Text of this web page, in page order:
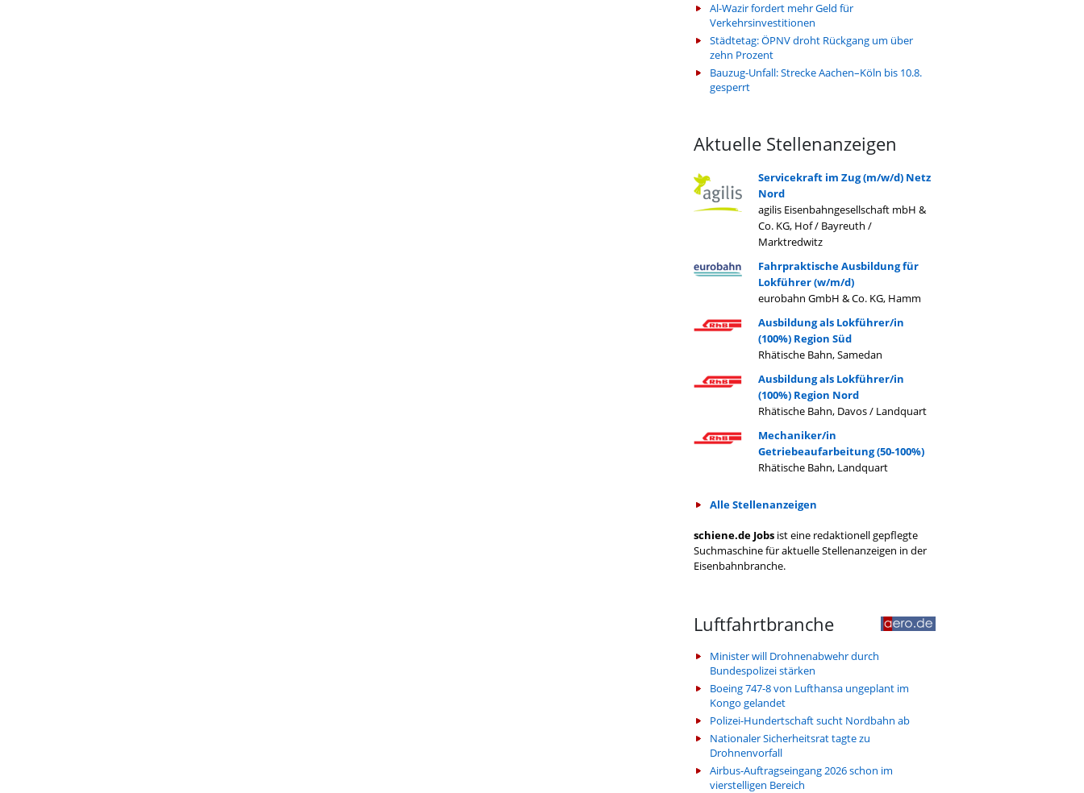
Al-Wazir fordert mehr Geld für
Verkehrsinvestitionen
Städtetag: ÖPNV droht Rückgang um über
zehn Prozent
Bauzug-Unfall: Strecke Aachen–Köln bis 10.8.
gesperrt
Aktuelle Stellenanzeigen
Servicekraft im Zug (m/w/d) Netz
Nord
agilis Eisenbahngesellschaft mbH &
Co. KG, Hof / Bayreuth /
Marktredwitz
Fahrpraktische Ausbildung für
Lokführer (w/m/d)
eurobahn GmbH & Co. KG, Hamm
Ausbildung als Lokführer/in
(100%) Region Süd
Rhätische Bahn, Samedan
Ausbildung als Lokführer/in
(100%) Region Nord
Rhätische Bahn, Davos / Landquart
Mechaniker/in
Getriebeaufarbeitung (50-100%)
Rhätische Bahn, Landquart
Alle Stellenanzeigen
schiene.de Jobs ist eine redaktionell gepflegte
Suchmaschine für aktuelle Stellenanzeigen in der
Eisenbahnbranche.
Luftfahrtbranche
Minister will Drohnenabwehr durch
Bundespolizei stärken
Boeing 747-8 von Lufthansa ungeplant im
Kongo gelandet
Polizei-Hundertschaft sucht Nordbahn ab
Nationaler Sicherheitsrat tagte zu
Drohnenvorfall
Airbus-Auftragseingang 2026 schon im
vierstelligen Bereich